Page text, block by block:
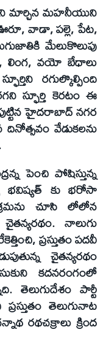
మార్చిన మహనీయుని
వాడా, పల్లె, పేట,
మేలుకొలుపు
లింగ, వయో బేధాలు
రగుల్కొల్పింది
స్ఫూర్తి కెరటం ఈ
హైదరాబాద్ నగర
దినోత్సవం వేడుకలను
పెంచి పోషిస్తున్న
భవిష్యత్ కు భరోసా
చూసి లోలోన
చైతన్యరథం. నాలుగు
ప్రస్తుతం పదవీ
చైతన్యరథం
కదనరంగంలో
తెలుగుదేశం పార్టీ
తెలుగునాట
రథచక్రాలు క్రింద